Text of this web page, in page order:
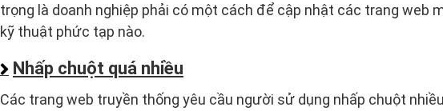
trọng là doanh nghiệp phải có một cách để cập nhật các trang web
kỹ thuật phức tạp nào.
Nhấp chuột quá nhiều
Các trang web truyền thống yêu cầu người sử dụng nhấp chuột